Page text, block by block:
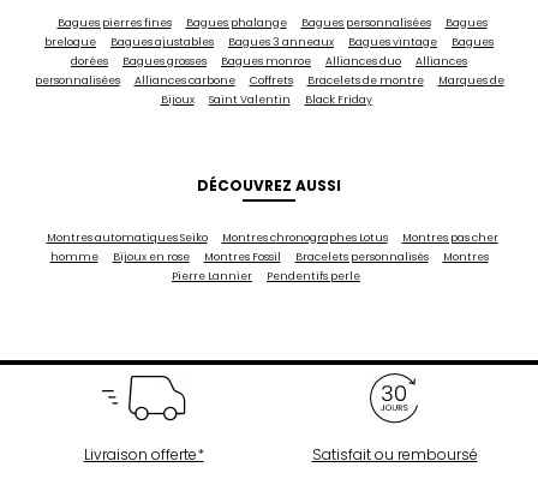
Bagues pierres fines Bagues phalange Bagues personnalisées
Bagues
breloque
Bagues ajustables Bagues 3 anneaux Bagues vintage
Bagues
dorées
Bagues grosses Bagues monroe Alliances duo
Alliances
personnalisées
Alliances carbone Coffrets Bracelets de montre
Marques de
Bijoux
Saint Valentin Black Friday
DÉCOUVREZ AUSSI
Montres automatiques Seiko Montres chronographes Lotus
Montres pas cher
homme
Bijoux en rose Montres Fossil Bracelets personnalisés
Montres
Pierre Lannier
Pendentifs perle
Livraison offerte* Satisfait ou remboursé